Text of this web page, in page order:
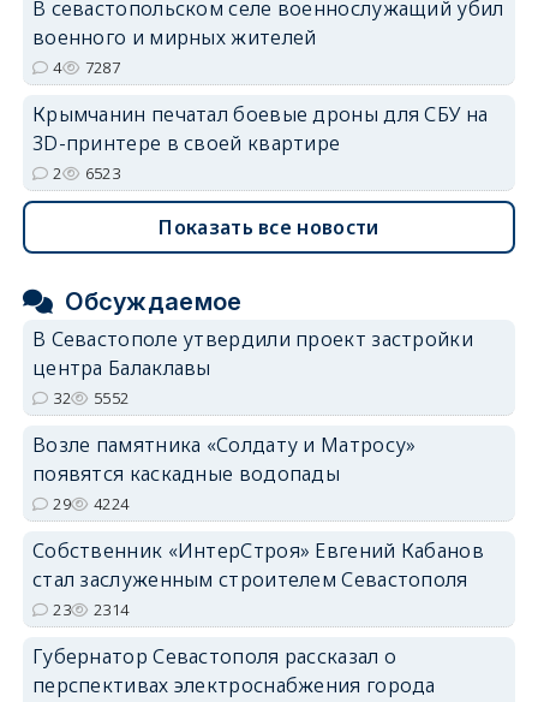
В севастопольском селе военнослужащий убил
военного и мирных жителей
4 7287
Крымчанин печатал боевые дроны для СБУ на
3D-принтере в своей квартире
2 6523
Показать все новости
Обсуждаемое
В Севастополе утвердили проект застройки
центра Балаклавы
32 5552
Возле памятника «Солдату и Матросу»
появятся каскадные водопады
29 4224
Собственник «ИнтерСтроя» Евгений Кабанов
стал заслуженным строителем Севастополя
23 2314
Губернатор Севастополя рассказал о
перспективах электроснабжения города